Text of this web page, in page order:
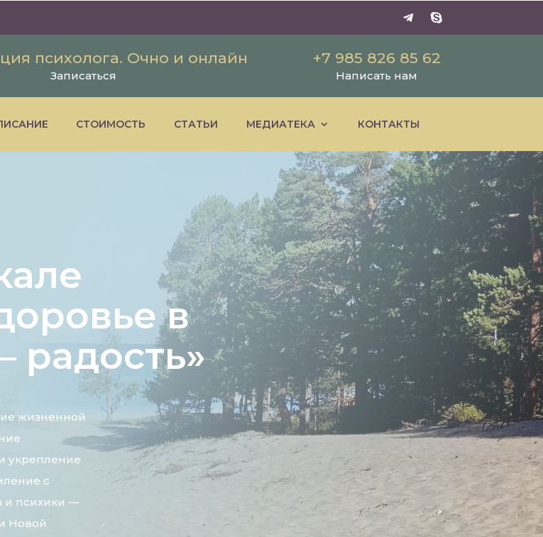
психолога. Очно и онлайн
Записаться
+7 985 826 85 62
Написать нам
СТОИМОСТЬ СТАТЬИ МЕДИАТЕКА КОНТАКТЫ
в
радость»
жизненной
укрепление
с
и психики —
Новой